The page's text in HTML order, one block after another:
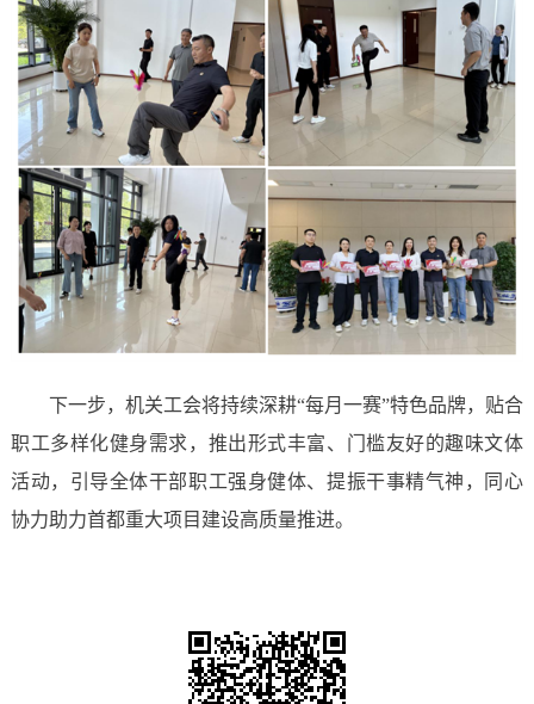
下一步，机关工会将持续深耕“每月一赛”特色品牌，贴合
职工多样化健身需求，推出形式丰富、门槛友好的趣味文体
活动，引导全体干部职工强身健体、提振干事精气神，同心
协力助力首都重大项目建设高质量推进。